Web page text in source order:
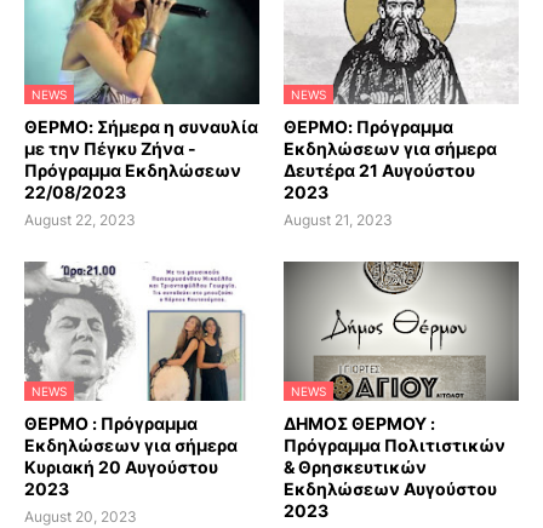
NEWS
ΘΕΡΜΟ: Σήμερα η συναυλία
με την Πέγκυ Ζήνα -
Πρόγραμμα Εκδηλώσεων
22/08/2023
August 22, 2023
NEWS
ΘΕΡΜΟ: Πρόγραμμα
Εκδηλώσεων για σήμερα
Δευτέρα 21 Αυγούστου
2023
August 21, 2023
NEWS
ΘΕΡΜΟ : Πρόγραμμα
Εκδηλώσεων για σήμερα
Κυριακή 20 Αυγούστου
2023
August 20, 2023
NEWS
ΔΗΜΟΣ ΘΕΡΜΟΥ :
Πρόγραμμα Πολιτιστικών
& Θρησκευτικών
Εκδηλώσεων Αυγούστου
2023